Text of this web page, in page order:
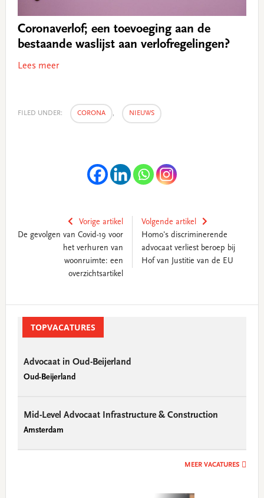
Coronaverlof; een toevoeging aan de
bestaande waslijst aan verlofregelingen?
Lees meer
FILED UNDER: CORONA , NIEUWS
Vorige artikel
De gevolgen van Covid-19 voor
het verhuren van
woonruimte: een
overzichtsartikel
Volgende artikel
Homo's discriminerende
advocaat verliest beroep bij
Hof van Justitie van de EU
SidebarTOPVACATURES
Advocaat in Oud-Beijerland
Oud-Beijerland
Mid-Level Advocaat Infrastructure & Construction
Amsterdam
MEER VACATURES